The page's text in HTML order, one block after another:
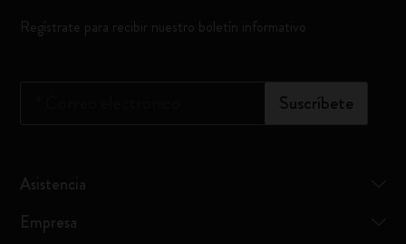
Regístrate para recibir nuestro boletín informativo
Suscríbete
Asistencia
Empresa